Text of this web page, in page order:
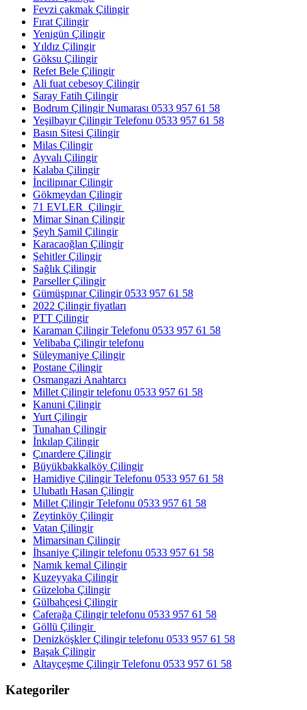
Fevzi çakmak Çilingir
Fırat Çilingir
Yenigün Çilingir
Yıldız Çilingir
Göksu Çilingir
Refet Bele Çilingir
Ali fuat cebesoy Çilingir
Saray Fatih Çilingir
Bodrum Çilingir Numarası 0533 957 61 58
Yeşilbayır Çilingir Telefonu 0533 957 61 58
Basın Sitesi Çilingir
Milas Çilingir
Ayvalı Çilingir
Kalaba Çilingir
İncilipınar Çilingir
Gökmeydan Çilingir
71 EVLER Çilingir
Mimar Sinan Çilingir
Şeyh Şamil Çilingir
Karacaoğlan Çilingir
Şehitler Çilingir
Sağlık Çilingir
Parseller Çilingir
Gümüşpınar Çilingir 0533 957 61 58
2022 Çilingir fiyatları
PTT Çilingir
Karaman Çilingir Telefonu 0533 957 61 58
Velibaba Çilingir telefonu
Süleymaniye Çilingir
Postane Çilingir
Osmangazi Anahtarcı
Millet Çilingir telefonu 0533 957 61 58
Kanuni Çilingir
Yurt Çilingir
Tunahan Çilingir
İnkılap Çilingir
Çınardere Çilingir
Büyükbakkalköy Çilingir
Hamidiye Çilingir Telefonu 0533 957 61 58
Ulubatlı Hasan Çilingir
Millet Çilingir Telefonu 0533 957 61 58
Zeytinköy Çilingir
Vatan Çilingir
Mimarsinan Çilingir
İhsaniye Çilingir telefonu 0533 957 61 58
Namık kemal Çilingir
Kuzeyyaka Çilingir
Güzeloba Çilingir
Gülbahçesi Çilingir
Caferağa Çilingir telefonu 0533 957 61 58
Göllü Çilingir
Denizköşkler Çilingir telefonu 0533 957 61 58
Başak Çilingir
Altayçeşme Çilingir Telefonu 0533 957 61 58
Kategoriler